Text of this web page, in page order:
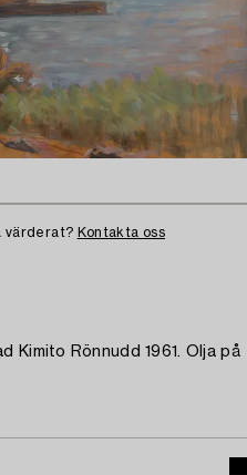
värderat? Kontakta oss
Kimito Rönnudd 1961. Olja på